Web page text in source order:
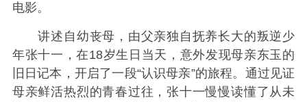
电影。
讲述自幼丧母，由父亲独自抚养长大的叛逆少
年张十一，在18岁生日当天，意外发现母亲东玉的
旧日记本，开启了一段“认识母亲”的旅程。通过见证
母亲鲜活热烈的青春过往，张十一慢慢读懂了从未